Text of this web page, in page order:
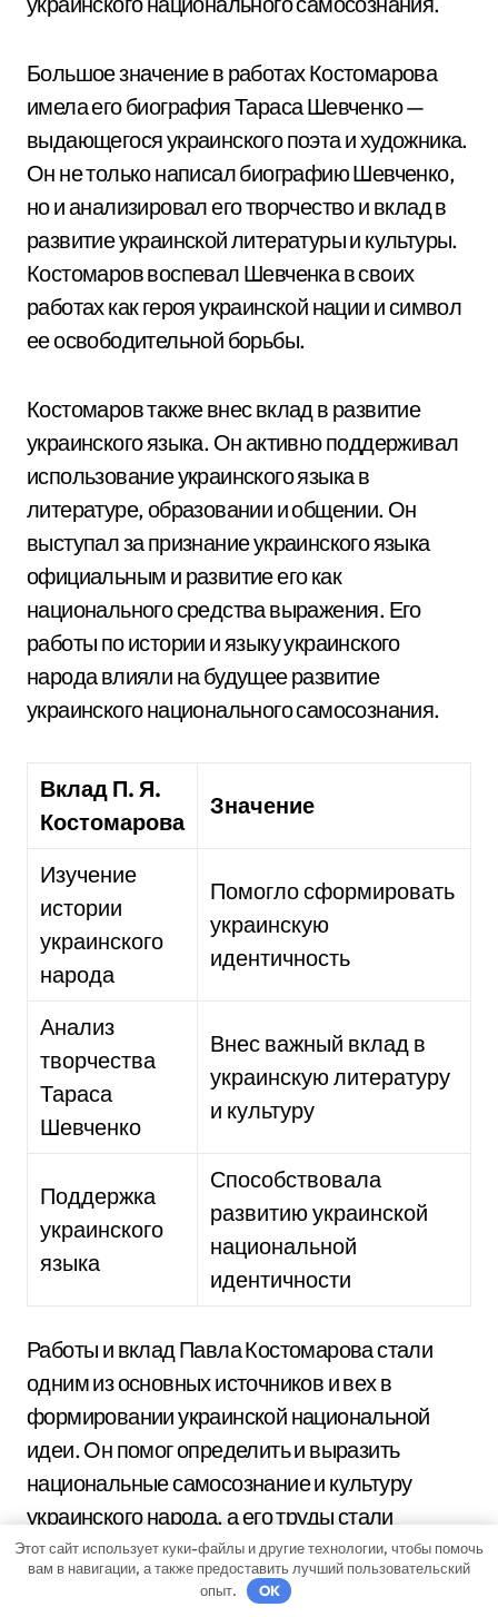
Большое значение в работах Костомарова
имела его биография Тараса Шевченко —
выдающегося украинского поэта и художника.
Он не только написал биографию Шевченко,
но и анализировал его творчество и вклад в
развитие украинской литературы и культуры.
Костомаров воспевал Шевченка в своих
работах как героя украинской нации и символ
ее освободительной борьбы.
Костомаров также внес вклад в развитие
украинского языка. Он активно поддерживал
использование украинского языка в
литературе, образовании и общении. Он
выступал за признание украинского языка
официальным и развитие его как
национального средства выражения. Его
работы по истории и языку украинского
народа влияли на будущее развитие
украинского национального самосознания.
Вклад П. Я.
Костомарова
Значение
Изучение
истории
украинского
народа
Помогло сформировать
украинскую
идентичность
Анализ
творчества
Тараса
Шевченко
Внес важный вклад в
украинскую литературу
и культуру
Поддержка
украинского
языка
Способствовала
развитию украинской
национальной
идентичности
Работы и вклад Павла Костомарова стали
одним из основных источников и вех в
формировании украинской национальной
идеи. Он помог определить и выразить
национальные самосознание и культуру
украинского народа, а его труды стали
отправной точкой для многих последующих
исследователей, писателей и общественных
Этот сайт использует куки-файлы и другие технологии, чтобы помочь
вам в навигации, а также предоставить лучший пользовательский
опыт.
OK